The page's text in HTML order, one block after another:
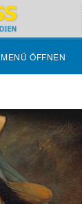
MENÜ ÖFFNEN